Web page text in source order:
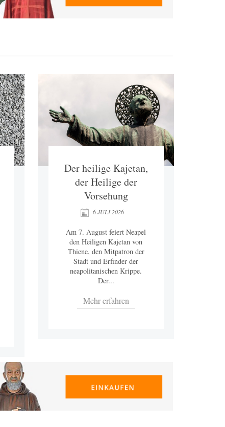
Der heilige Kajetan,
der Heilige der
Vorsehung
6 JULI 2026
Am 7. August feiert Neapel
den Heiligen Kajetan von
Thiene, den Mitpatron der
Stadt und Erfinder der
neapolitanischen Krippe.
Der...
Mehr erfahren